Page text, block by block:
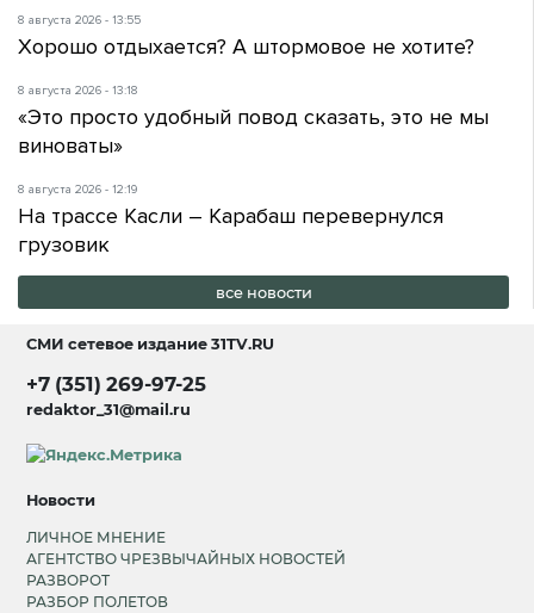
8 августа 2026 - 13:55
Хорошо отдыхается? А штормовое не хотите?
8 августа 2026 - 13:18
«Это просто удобный повод сказать, это не мы
виноваты»
8 августа 2026 - 12:19
На трассе Касли – Карабаш перевернулся
грузовик
все новости
СМИ сетевое издание31TV.RU
+7 (351) 269-97-25
redaktor_31@mail.ru
Новости
ЛИЧНОЕ МНЕНИЕ
АГЕНТСТВО ЧРЕЗВЫЧАЙНЫХ НОВОСТЕЙ
РАЗВОРОТ
РАЗБОР ПОЛЕТОВ